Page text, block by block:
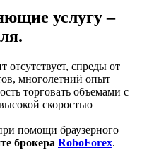
услугу –
спреды от
многолетний опыт
торговать объемами с
скоростью
помощи браузерного
брокера RoboForex.